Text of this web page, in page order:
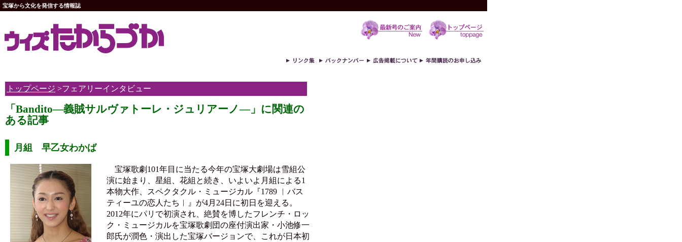
宝塚から文化を発信する情報誌
トップページ >フェアリーインタビュー
「Bandito―義賊サルヴァトーレ・ジュリアーノ―」に関連の
ある記事
月組 早乙女わかば
宝塚歌劇101年目に当たる今年の宝塚大劇場は雪組公
演に始まり、星組、花組と続き、いよいよ月組による1
本物大作、スペクタクル・ミュージカル『1789 ︱バス
ティーユの恋人たち︱』が4月24日に初日を迎える。
2012年にパリで初演され、絶賛を博したフレンチ・ロッ
ク・ミュージカルを宝塚歌劇団の座付演出家・小池修一
郎氏が潤色・演出した宝塚バージョンで、これが日本初